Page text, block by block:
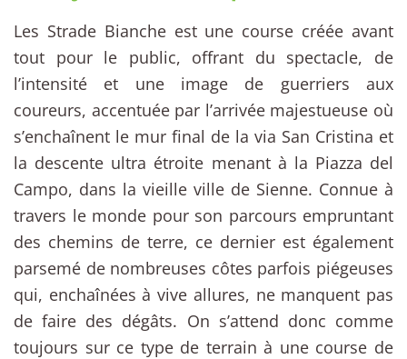
Les Strade Bianche est une course créée avant
tout pour le public, offrant du spectacle, de
l’intensité et une image de guerriers aux
coureurs, accentuée par l’arrivée majestueuse où
s’enchaînent le mur final de la via San Cristina et
la descente ultra étroite menant à la Piazza del
Campo, dans la vieille ville de Sienne. Connue à
travers le monde pour son parcours empruntant
des chemins de terre, ce dernier est également
parsemé de nombreuses côtes parfois piégeuses
qui, enchaînées à vive allures, ne manquent pas
de faire des dégâts. On s’attend donc comme
toujours sur ce type de terrain à une course de